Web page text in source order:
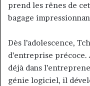
prend les rênes de
bagage
Dès l’adolescence,
d’entreprise précoce.
déjà dans
génie logiciel, il